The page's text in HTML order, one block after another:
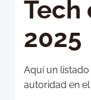
Tech
2025
Aquí un
autoridad en